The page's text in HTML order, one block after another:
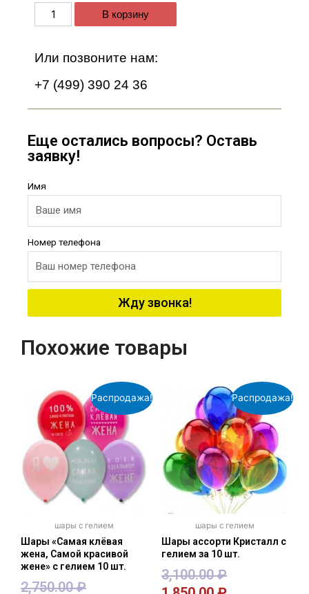
В корзину
Или позвоните нам:
+7 (499) 390 24 36
Еще остались вопросы? Оставь
заявку!
Имя
Номер телефона
Жду звонка!
Похожие товары
Распродажа!
шары с гелием
Шары «Самая клёвая
жена, Самой красивой
жене» с гелием 10 шт.
2,750.00₽
Распродажа!
шары с гелием
Шары ассорти Кристалл с
гелием за 10 шт.
3,100.00₽